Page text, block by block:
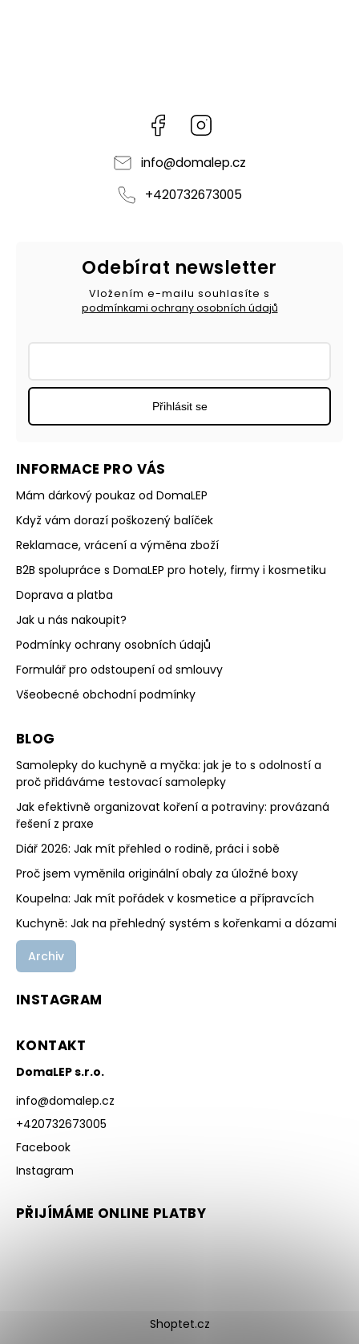
Facebook
info@domalep.cz
+420732673005
INFORMACE PRO VÁS
Mám dárkový poukaz od DomaLEP
Když vám dorazí poškozený balíček
Reklamace, vrácení a výměna zboží
B2B spolupráce s DomaLEP pro hotely, firmy i kosmetiku
Doprava a platba
Jak u nás nakoupit?
Podmínky ochrany osobních údajů
Formulář pro odstoupení od smlouvy
Všeobecné obchodní podmínky
BLOG
Samolepky do kuchyně a myčka: jak je to s odolností a
proč přidáváme testovací samolepky
Jak efektivně organizovat koření a potraviny: provázaná
řešení z praxe
Diář 2026: Jak mít přehled o rodině, práci i sobě
Proč jsem vyměnila originální obaly za úložné boxy
Koupelna: Jak mít pořádek v kosmetice a přípravcích
Kuchyně: Jak na přehledný systém s kořenkami a dózami
Archiv
Odebírat newsletter
Vložením e-mailu souhlasíte s
podmínkami ochrany osobních údajů
Přihlásit se
INSTAGRAM
KONTAKT
DomaLEP s.r.o.
info@domalep.cz
+420732673005
Facebook
Instagram
PŘIJÍMÁME ONLINE PLATBY
Shoptet.cz